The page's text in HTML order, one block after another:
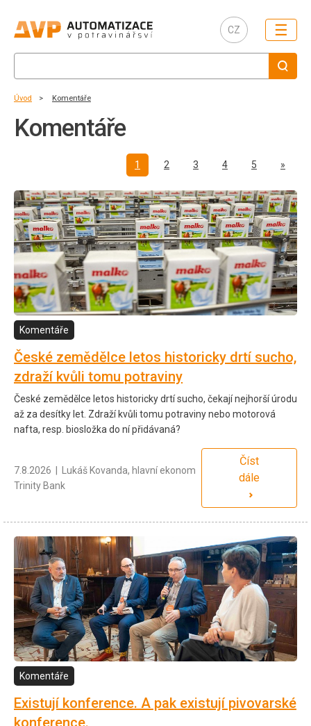
CZ ☰
Úvod Komentáře
Komentáře
1 2 3 4 5 »
Komentáře
České zemědělce letos historicky drtí sucho,
zdraží kvůli tomu potraviny
České zemědělce letos historicky drtí sucho, čekají nejhorší úrodu
až za desítky let. Zdraží kvůli tomu potraviny nebo motorová
nafta, resp. biosložka do ní přidávaná?
7.8.2026 | Lukáš Kovanda, hlavní ekonom
Trinity Bank
Číst
dále
Komentáře
Existují konference. A pak existují pivovarské
konference.